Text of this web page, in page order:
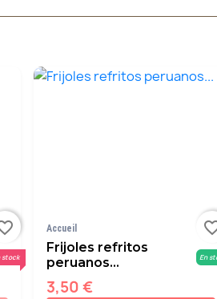
stock
Accueil
Frijoles refritos
peruanos...
3,50 €
En